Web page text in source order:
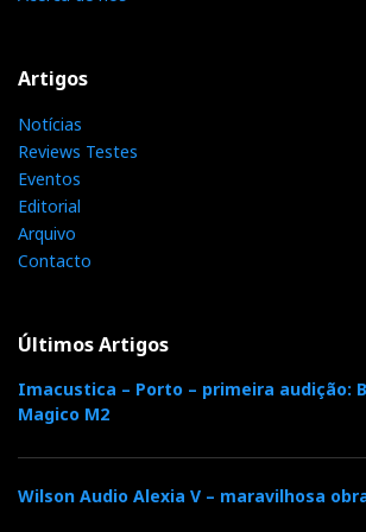
Marantz SA KI_PEARL
Curiosamente, deixou entreabertas
permitem ao utilizador algumas
Artigos
Notícias
Reviews Testes
Eventos
Editorial
Arquivo
Contacto
Últimos Artigos
Imacustica – Porto – primeira audição:
Magico M2
Wilson Audio Alexia V – maravilhosa